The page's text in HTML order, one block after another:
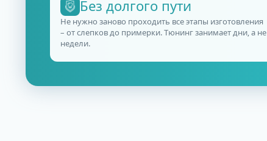
Без долгого пути
Не нужно заново проходить все этапы изготовления
– от слепков до примерки. Тюнинг занимает дни, а не
недели.